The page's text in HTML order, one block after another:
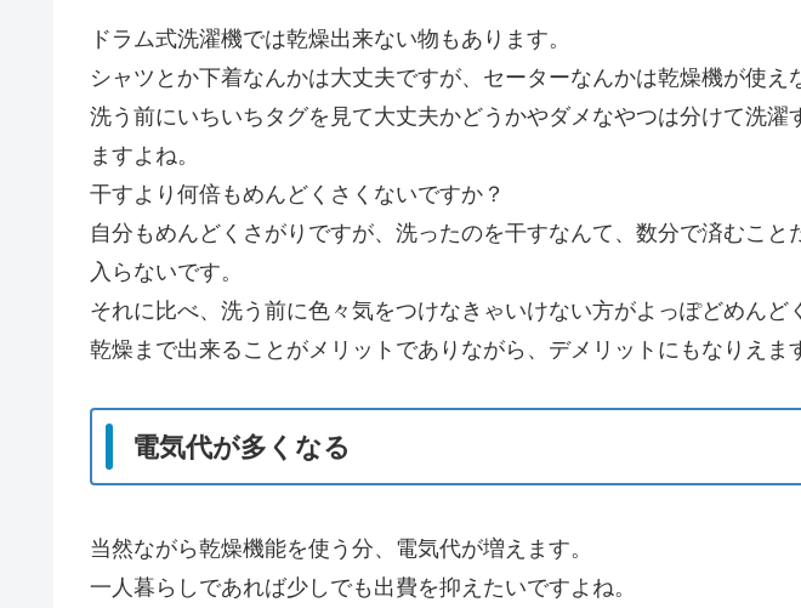
ドラム式洗濯機では乾燥出来ない物もあります。
シャツとか下着なんかは大丈夫ですが、セーターなんかは乾燥機が使え
洗う前にいちいちタグを見て大丈夫かどうかやダメなやつは分けて洗濯
ますよね。
干すより何倍もめんどくさくないですか？
自分もめんどくさがりですが、洗ったのを干すなんて、数分で済むこと
入らないです。
それに比べ、洗う前に色々気をつけなきゃいけない方がよっぽどめんど
乾燥まで出来ることがメリットでありながら、デメリットにもなりえま
電気代が多くなる
当然ながら乾燥機能を使う分、電気代が増えます。
一人暮らしであれば少しでも出費を抑えたいですよね。